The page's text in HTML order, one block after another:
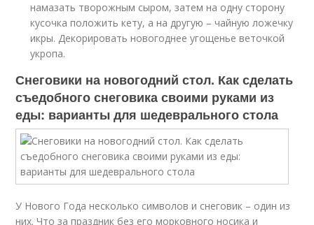
намазать творожным сыром, затем на одну сторону
кусочка положить кету, а на другую – чайную ложечку
икры. Декорировать новогоднее угощенье веточкой
укропа.
Снеговики на новогодний стол. Как сделать
съедобного снеговика своими руками из
еды: варианты для шедеврального стола
У Нового Года несколько символов и снеговик – один из
них. Что за праздник без его морковного носика и